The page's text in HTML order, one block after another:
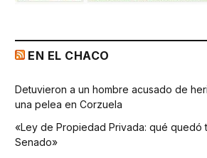
EN EL CHACO
Detuvieron a un hombre acusado de
una pelea en Corzuela
«Ley de Propiedad Privada: qué quedó
Senado»